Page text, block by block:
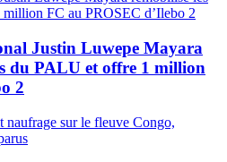
Justin Luwepe Mayara
du PALU et offre 1 million
2